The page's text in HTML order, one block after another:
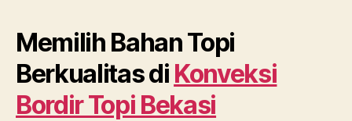
Memilih Bahan Topi
Berkualitas di Konveksi
Bordir Topi Bekasi